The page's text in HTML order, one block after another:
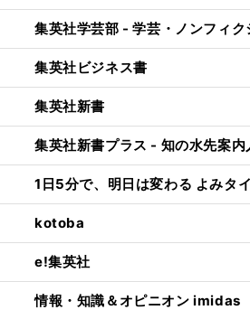
集英社学芸部 - 学芸・ノンフィク
集英社ビジネス書
集英社新書
集英社新書プラス - 知の水先案内
1日5分で、明日は変わる よみタ
kotoba
e!集英社
情報・知識＆オピニオン imidas